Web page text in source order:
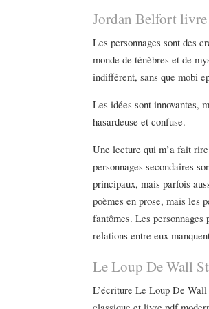
Jordan Belfort livre
Les personnages sont des
monde de ténèbres et de
indifférent, sans que mobi
Les idées sont innovantes,
hasardeuse et confuse.
Une lecture qui m’a fait
personnages secondaires
principaux, mais parfois
poèmes en prose, mais les
fantômes. Les
relations entre eux
Le Loup De Wall
L’écriture Le Loup De